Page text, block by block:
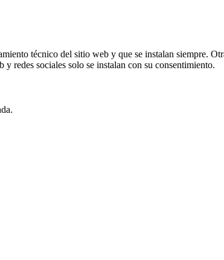
técnico del sitio web y que se instalan siempre.
redes sociales solo se instalan con su consentimiento.